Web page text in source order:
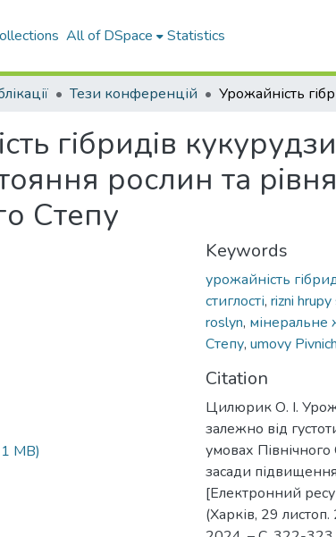
All of DSpace Statistics
Тези конференцій
гібридів
рослин та
Степу
MB)
Keywords
урожайність
стиглості, rizni
roslyn, мінеральне
Степу, umovy
Citation
Цилюрик О. І.
залежно від
умовах
засади
[Електронний
(Харків, 29